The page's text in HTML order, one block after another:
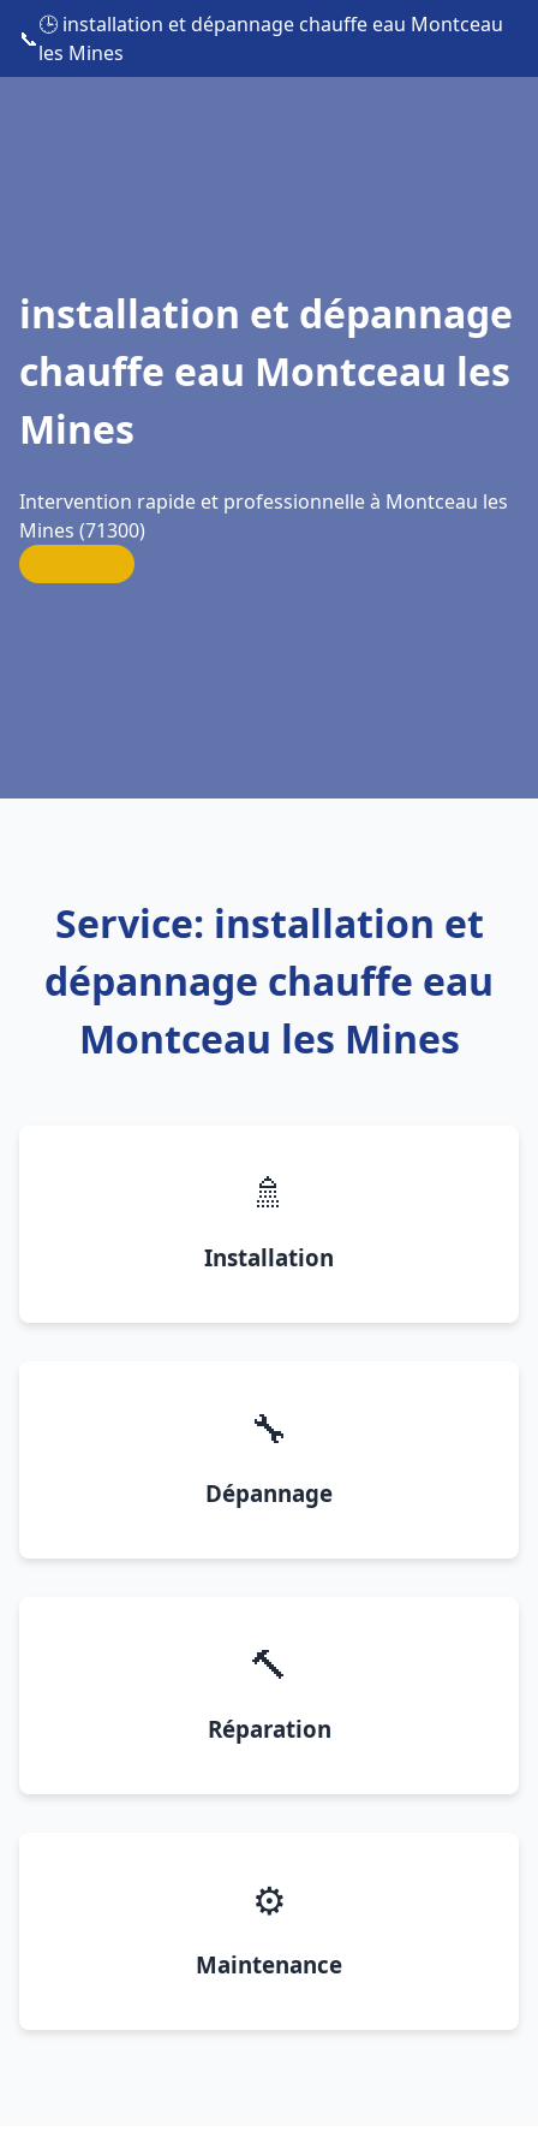
📞
🕒 installation et dépannage chauffe eau Montceau
les Mines
installation et dépannage
chauffe eau Montceau les
Mines
Intervention rapide et professionnelle à Montceau les
Mines (71300)
Service: installation et
dépannage chauffe eau
Montceau les Mines
🚿
Installation
🔧
Dépannage
🔨
Réparation
⚙️
Maintenance